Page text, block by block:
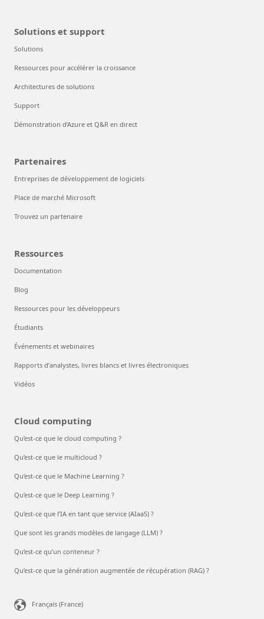
Solutions et support
Solutions
Ressources pour accélérer la croissance
Architectures de solutions
Support
Démonstration d’Azure et Q&R en direct
Partenaires
Entreprises de développement de logiciels
Place de marché Microsoft
Trouvez un partenaire
Ressources
Documentation
Blog
Ressources pour les développeurs
Étudiants
Événements et webinaires
Rapports d’analystes, livres blancs et livres électroniques
Vidéos
Cloud computing
Qu’est-ce que le cloud computing ?
Qu’est-ce que le multicloud ?
Qu’est-ce que le Machine Learning ?
Qu’est-ce que le Deep Learning ?
Qu’est-ce que l’IA en tant que service (AIaaS) ?
Que sont les grands modèles de langage (LLM) ?
Qu’est-ce qu’un conteneur ?
Qu’est-ce que la génération augmentée de récupération (RAG) ?
Français (France)